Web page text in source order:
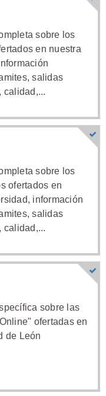
sobre los
en nuestra
salidas
calidad,...
sobre los
ofertados en
información
salidas
calidad,...
sobre las
ofertadas en
de León